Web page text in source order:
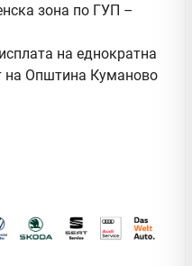
зона по ГУП –
на еднократна
на Општина Куманово